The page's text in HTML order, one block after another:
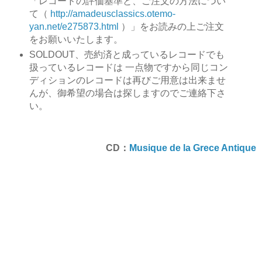
て（ http://amadeusclassics.otemo-
yan.net/e275873.html ）」をお読みの上ご注文
をお願いいたします。
SOLDOUT、売約済と成っているレコードでも
扱っているレコードは 一点物ですから同じコン
ディションのレコードは再びご用意は出来ませ
んが、御希望の場合は探しますのでご連絡下さ
い。
CD： Musique de la Grece Antique